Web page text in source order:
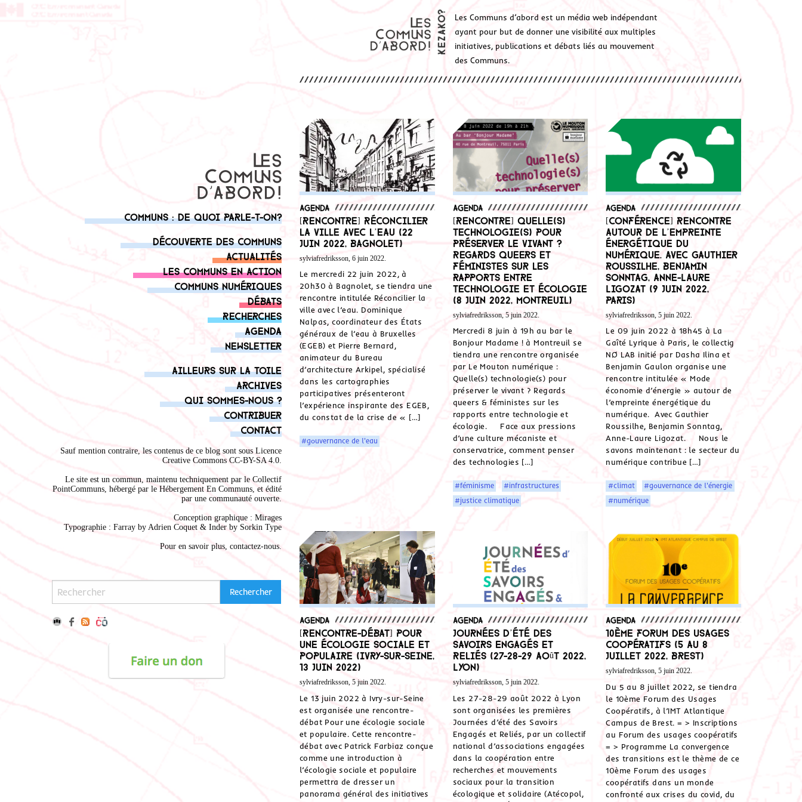
Les Communs d’abord est un média web indépendant
ayant pour but de donner une visibilité aux multiples
initiatives, publications et débats liés au mouvement
des Communs.
Communs : de quoi parle-t-on?
Découverte des communs
Actualités
Les communs en action
Communs numériques
Débats
Recherches
Agenda
Newsletter
Ailleurs sur la toile
Archives
Qui sommes-nous ?
Contribuer
Contact
Sauf mention contraire, les contenus de ce blog sont sous Licence
Creative Commons CC-BY-SA 4.0.
Le site est un commun, maintenu techniquement par le Collectif
PointCommuns, hébergé par le Hébergement En Communs, et édité
par une communauté ouverte.
Conception graphique : Mirages
Typographie : Farray by Adrien Coquet & Inder by Sorkin Type
Pour en savoir plus, contactez-nous.
Agenda
[Rencontre] Réconcilier
la ville avec l’eau (22
juin 2022, Bagnolet)
sylviafredriksson, 6 juin 2022.
Le mercredi 22 juin 2022, à
20h30 à Bagnolet, se tiendra une
rencontre intitulée Réconcilier la
ville avec l’eau. Dominique
Nalpas, coordinateur des États
généraux de l’eau à Bruxelles
(EGEB) et Pierre Bernard,
animateur du Bureau
d’architecture Arkipel, spécialisé
dans les cartographies
participatives présenteront
l’expérience inspirante des EGEB,
du constat de la crise de « […]
#gouvernance de l'eau
Agenda
[Rencontre] Quelle(s)
technologie(s) pour
préserver le vivant ?
Regards queers et
féministes sur les
rapports entre
technologie et écologie
(8 juin 2022, Montreuil)
sylviafredriksson, 5 juin 2022.
Mercredi 8 juin à 19h au bar le
Bonjour Madame ! à Montreuil se
tiendra une rencontre organisée
par Le Mouton numérique :
Quelle(s) technologie(s) pour
préserver le vivant ? Regards
queers & féministes sur les
rapports entre technologie et
écologie. Face aux pressions
d’une culture mécaniste et
conservatrice, comment penser
des technologies […]
#féminisme
#infrastructures
#justice climatique
Agenda
[Conférence] Rencontre
autour de l’empreinte
énergétique du
numérique. Avec Gauthier
Roussilhe, Benjamin
Sonntag, Anne-Laure
Ligozat (9 juin 2022,
Paris)
sylviafredriksson, 5 juin 2022.
Le 09 juin 2022 à 18h45 à La
Gaîté Lyrique à Paris, le collectig
NØ LAB initié par Dasha Ilina et
Benjamin Gaulon organise une
rencontre intitulée « Mode
économie d’énergie » autour de
l’empreinte énergétique du
numérique. Avec Gauthier
Roussilhe, Benjamin Sonntag,
Anne-Laure Ligozat. Nous le
savons maintenant : le secteur du
numérique contribue […]
#climat
#gouvernance de l'énergie
#numérique
Agenda
[Rencontre-débat] Pour
une écologie sociale et
populaire (Ivry-sur-Seine,
13 juin 2022)
sylviafredriksson, 5 juin 2022.
Le 13 juin 2022 à Ivry-sur-Seine
est organisée une rencontre-
débat Pour une écologie sociale
et populaire. Cette rencontre-
débat avec Patrick Farbiaz conçue
comme une introduction à
l’écologie sociale et populaire
permettra de dresser un
panorama général des initiatives
Agenda
Journées d’été des
Savoirs Engagés et
Reliés (27-28-29 août 2022,
Lyon)
sylviafredriksson, 5 juin 2022.
Les 27-28-29 août 2022 à Lyon
sont organisées les premières
Journées d’été des Savoirs
Engagés et Reliés, par un collectif
national d’associations engagées
dans la coopération entre
recherches et mouvements
sociaux pour la transition
écologique et solidaire (Atécopol,
Agenda
10ème Forum des Usages
Coopératifs (5 au 8
juillet 2022, Brest)
sylviafredriksson, 5 juin 2022.
Du 5 au 8 juillet 2022, se tiendra
le 10ème Forum des Usages
Coopératifs, à l’IMT Atlantique
Campus de Brest. = > Inscriptions
au Forum des usages coopératifs
= > Programme La convergence
des transitions est le thème de ce
10ème Forum des usages
coopératifs dans un monde
confronté aux crises du covid, du